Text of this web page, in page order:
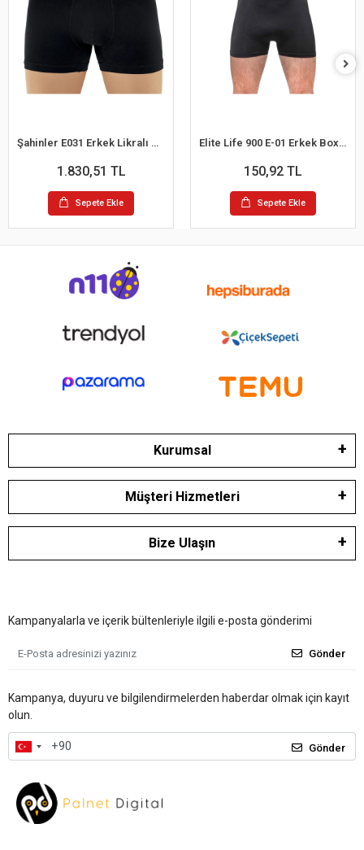
Şahinler E031 Erkek Likralı Boxer Külot 6lı Paket Siyah S
1.830,51 TL
Sepete Ekle
Elite Life 900 E-01 Erkek Boxer
150,92 TL
Sepete Ekle
Kurumsal
Müşteri Hizmetleri
Bize Ulaşın
Kampanyalarla ve içerik bültenleriyle ilgili e-posta gönderimi
Gönder
Kampanya, duyuru ve bilgilendirmelerden haberdar olmak için kayıt
olun.
Gönder